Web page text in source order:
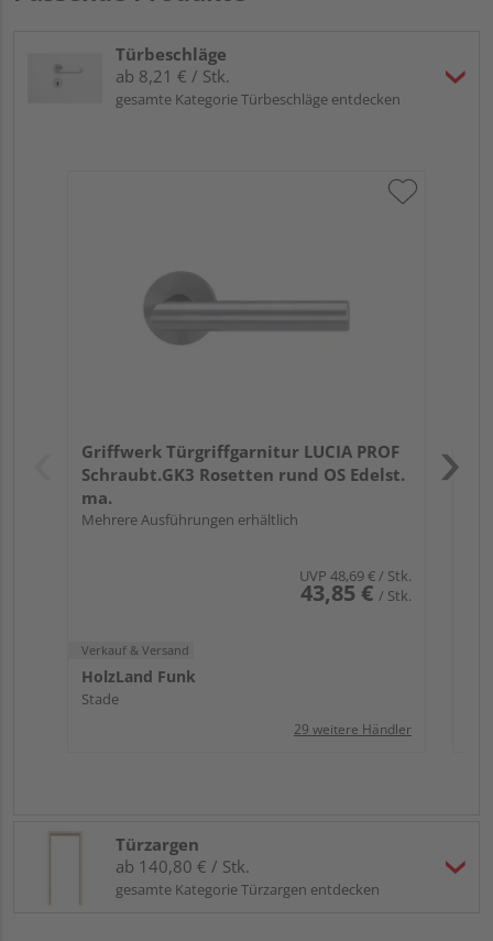
Türbeschläge
ab 8,21 € / Stk.
gesamte Kategorie Türbeschläge entdecken
Griffwerk Türgriffgarnitur LUCIA PROF
Schraubt.GK3 Rosetten rund OS Edelst.
ma.
Mehrere Ausführungen erhältlich
UVP 48,69 €/ Stk.
43,85 € / Stk.
Verkauf & Versand
HolzLand Funk
Stade
29 weitere Händler
Türzargen
ab 140,80 € / Stk.
gesamte Kategorie Türzargen entdecken